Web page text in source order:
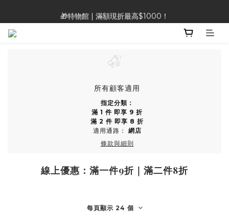
🎁特物館 | 滿額現折最高$1000！
🎁特物館 | 滿額現折最高$1000！
🎁特物館 | 滿額現折最高$1000！
所有顧客適用
指定分類：
滿 1 件 即享 9 折
滿 2 件 即享 8 折
適用通路： 網店
條款與細則
線上優惠：滿一件9折｜滿二件8折
每頁顯示 24 個